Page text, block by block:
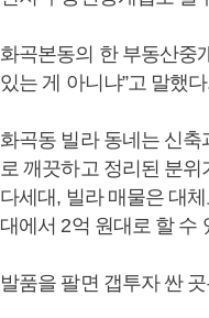
화곡본동의 한 부동산중
있는 게 아니냐”고 말했
화곡동 빌라 동네는 신축
로 깨끗하고 정리된 분위
다세대, 빌라 매물은 대
대에서 2억 원대로 할 수
발품을 팔면 갭투자 싼